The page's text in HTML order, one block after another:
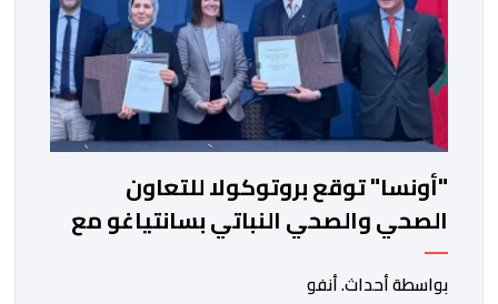
"أونسا" توقع بروتوكولا للتعاون
الصحي والصحي النباتي بسانتياغو مع
دائرة الزراعة وتربية المواشي
بواسطة أحداث. أنفو